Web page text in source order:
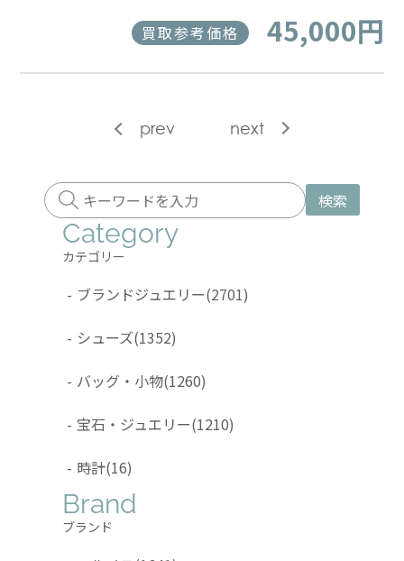
買取参考価格 45,000円
prev next
検索
Category
カテゴリー
- ブランドジュエリー(2701)
- シューズ(1352)
- バッグ・小物(1260)
- 宝石・ジュエリー(1210)
- 時計(16)
Brand
ブランド